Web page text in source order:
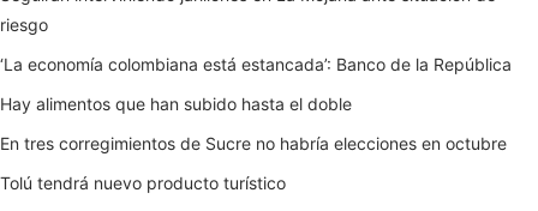
riesgo
‘La economía colombiana está estancada’: Banco de la República
Hay alimentos que han subido hasta el doble
En tres corregimientos de Sucre no habría elecciones en octubre
Tolú tendrá nuevo producto turístico